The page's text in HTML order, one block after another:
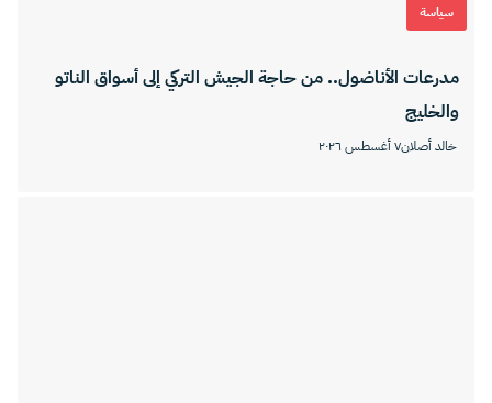
سياسة
مدرعات الأناضول.. من حاجة الجيش التركي إلى أسواق الناتو
والخليج
خالد أصلان٧ أغسطس ٢٠٢٦